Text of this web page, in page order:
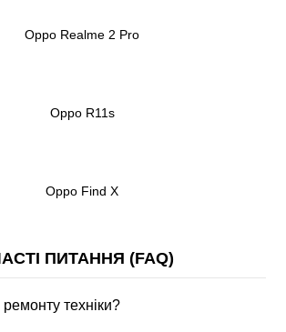
Oppo Realme 2 Pro
Oppo R11s
Oppo Find X
ПИТАННЯ (FAQ)
техніки?